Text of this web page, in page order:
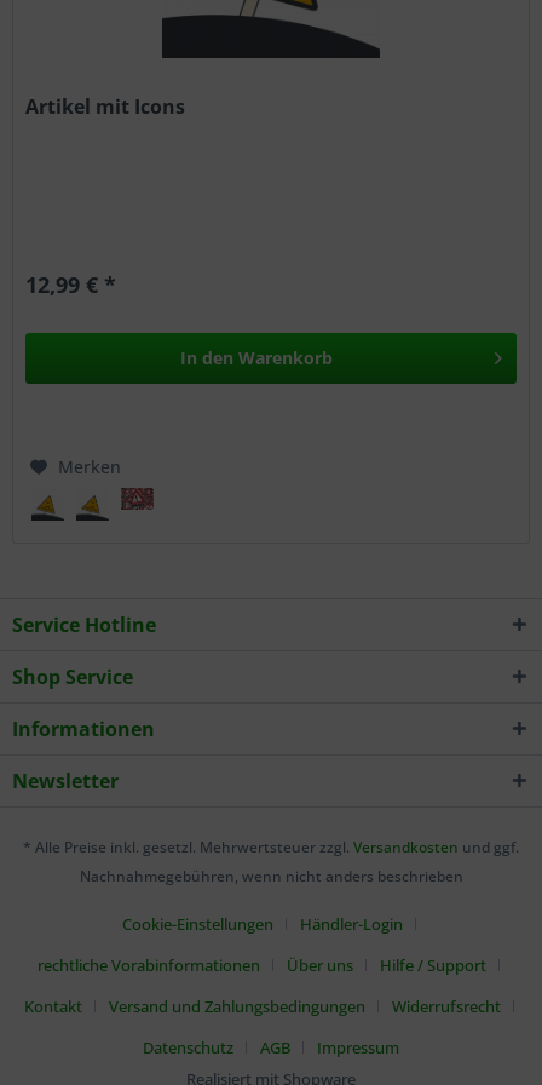
Artikel mit Icons
12,99 € *
In den Warenkorb
Merken
Service Hotline
Shop Service
Informationen
Newsletter
* Alle Preise inkl. gesetzl. Mehrwertsteuer zzgl. Versandkosten und ggf.
Nachnahmegebühren, wenn nicht anders beschrieben
Cookie-Einstellungen
Händler-Login
rechtliche Vorabinformationen
Über uns
Hilfe / Support
Kontakt
Versand und Zahlungsbedingungen
Widerrufsrecht
Datenschutz
AGB
Impressum
Realisiert mit Shopware